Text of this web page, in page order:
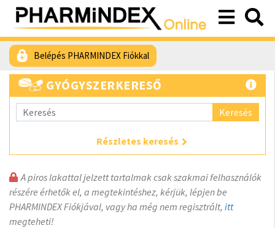
Belépés PHARMINDEX Fiókkal
GYÓGYSZERKERESŐ
Keresés
Részletes keresés
A piros lakattal jelzett tartalmak csak szakmai felhasználók
részére érhetők el, a megtekintéshez, kérjük, lépjen be
PHARMINDEX Fiókjával, vagy ha még nem regisztrált, itt
megteheti!